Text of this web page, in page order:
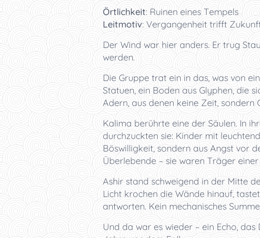
Örtlichkeit: Ruinen eines Tempels
Leitmotiv: Vergangenheit trifft
Der Wind war hier anders. Er trug
werden.
Die Gruppe trat ein in das, was von
Statuen, ein Boden aus Glyphen, die
Adern, aus denen keine Zeit, sondern
Kalima berührte eine der Säulen. In
durchzuckten sie: Kinder mit
Böswilligkeit, sondern aus Angst vor
Überlebende – sie waren Träger
Ashir stand schweigend in der Mitte
Licht krochen die Wände hinauf,
antworten. Kein mechanisches
Und da war es wieder – ein Echo,